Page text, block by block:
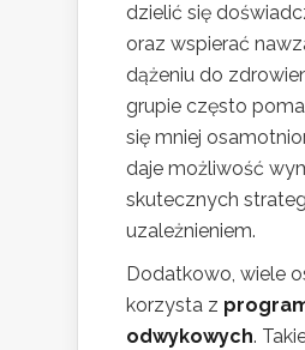
dzielić się
oraz wspierać
dążeniu do
grupie często
się mniej
daje możliwość
skutecznych
uzależnieniem.
Dodatkowo, wiele
korzysta z
odwykowych.